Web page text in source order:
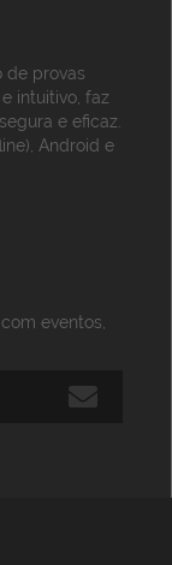
de provas
intuitivo, faz
e eficaz.
Android e
eventos,